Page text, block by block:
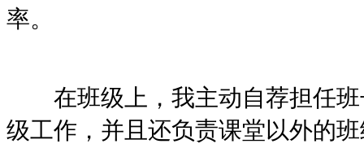
率。
在班级上，我主动自荐担任班
级工作，并且还负责课堂以外的